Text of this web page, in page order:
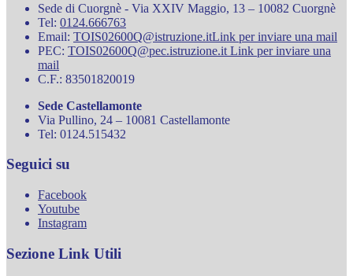
Sede di Cuorgnè - Via XXIV Maggio, 13 – 10082 Cuorgnè
Tel: 0124.666763
Email: TOIS02600Q@istruzione.itLink per inviare una mail
PEC: TOIS02600Q@pec.istruzione.it Link per inviare una
mail
C.F.: 83501820019
Sede Castellamonte
Via Pullino, 24 – 10081 Castellamonte
Tel: 0124.515432
Seguici su
Facebook
Youtube
Instagram
Sezione Link Utili